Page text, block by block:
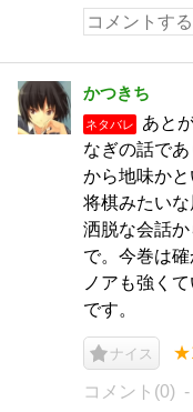
かつきち
ネタバレ
あと
なぎの話で
から地味か
将棋みたい
洒脱な会話
で。今巻は
ノアも強く
です。
ナイス
コメント(0)